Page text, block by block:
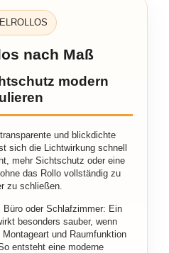
nach Maß
modern
und blickdichte
sich die Lichtwirkung schnell
mehr Sichtschutz oder eine
das Rollo vollständig zu
zu schließen.
oder Schlafzimmer: Ein
besonders sauber, wenn
und Raumfunktion
entsteht eine moderne